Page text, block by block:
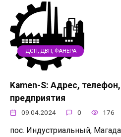
ДСП, ДВП, ФАНЕРА
Kamen-S: Адрес,
предприятия
09.04.2024 0 176
пос. Индустриальный,